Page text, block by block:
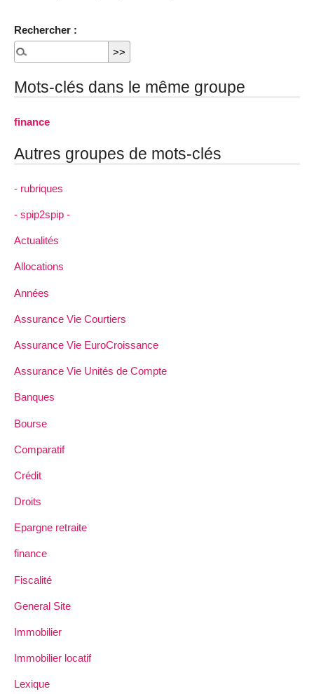
Rechercher :
Mots-clés dans le même groupe
finance
Autres groupes de mots-clés
- rubriques
- spip2spip -
Actualités
Allocations
Années
Assurance Vie Courtiers
Assurance Vie EuroCroissance
Assurance Vie Unités de Compte
Banques
Bourse
Comparatif
Crédit
Droits
Epargne retraite
finance
Fiscalité
General Site
Immobilier
Immobilier locatif
Lexique